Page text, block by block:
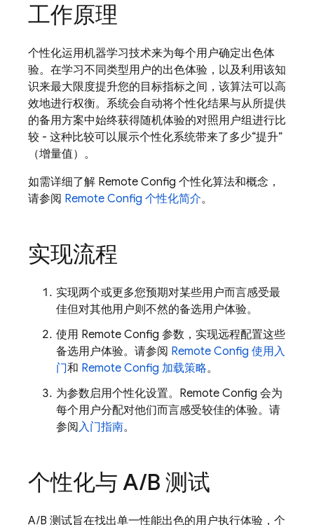
工作原理
个性化运用机器学习技术来为每个用户确定出色体
验。在学习不同类型用户的出色体验，以及利用该知
识来最大限度提升您的目标指标之间，该算法可以高
效地进行权衡。系统会自动将个性化结果与从所提供
的备用方案中始终获得随机体验的对照用户组进行比
较 - 这种比较可以展示个性化系统带来了多少“提升”
（增量值）。
如需详细了解 Remote Config 个性化算法和概念，
请参阅 Remote Config 个性化简介。
实现流程
实现两个或更多您预期对某些用户而言感受最
佳但对其他用户则不然的备选用户体验。
使用 Remote Config 参数，实现远程配置这些
备选用户体验。请参阅 Remote Config 使用入
门和 Remote Config 加载策略。
为参数启用个性化设置。 Remote Config 会为
每个用户分配对他们而言感受较佳的体验。请
参阅入门指南。
个性化与 A/B 测试
A/B 测试旨在找出单一性能出色的用户执行体验，个